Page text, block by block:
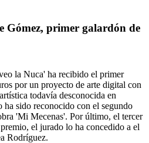
Gómez, primer galardón de
la Nuca' ha recibido el primer
por un proyecto de arte digital con
todavía desconocida en
sido reconocido con el segundo
'Mi Mecenas'. Por último, el tercer
el jurado lo ha concedido a el
Rodríguez.